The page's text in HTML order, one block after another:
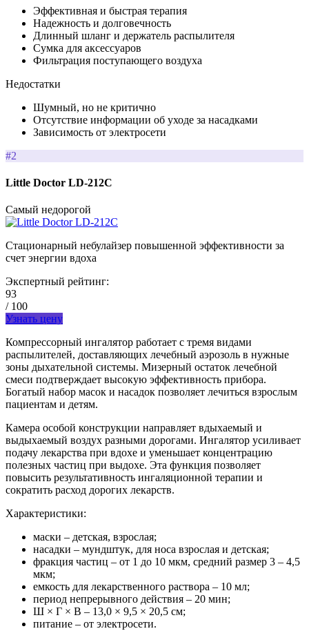
Эффективная и быстрая терапия
Надежность и долговечность
Длинный шланг и держатель распылителя
Сумка для аксессуаров
Фильтрация поступающего воздуха
Недостатки
Шумный, но не критично
Отсутствие информации об уходе за насадками
Зависимость от электросети
#2
Little Doctor LD-212C
Самый недорогой
Стационарный небулайзер повышенной эффективности за
счет энергии вдоха
Экспертный рейтинг:
93
/ 100
Узнать цену
Компрессорный ингалятор работает с тремя видами
распылителей, доставляющих лечебный аэрозоль в нужные
зоны дыхательной системы. Мизерный остаток лечебной
смеси подтверждает высокую эффективность прибора.
Богатый набор масок и насадок позволяет лечиться взрослым
пациентам и детям.
Камера особой конструкции направляет вдыхаемый и
выдыхаемый воздух разными дорогами. Ингалятор усиливает
подачу лекарства при вдохе и уменьшает концентрацию
полезных частиц при выдохе. Эта функция позволяет
повысить результативность ингаляционной терапии и
сократить расход дорогих лекарств.
Характеристики:
маски – детская, взрослая;
насадки – мундштук, для носа взрослая и детская;
фракция частиц – от 1 до 10 мкм, средний размер 3 – 4,5
мкм;
емкость для лекарственного раствора – 10 мл;
период непрерывного действия – 20 мин;
Ш × Г × В – 13,0 × 9,5 × 20,5 см;
питание – от электросети.